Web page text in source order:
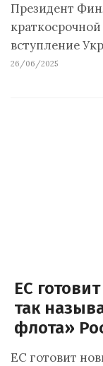
Президент
вступление
26/06/2025
ЕС
так
флота»
ЕС готовит